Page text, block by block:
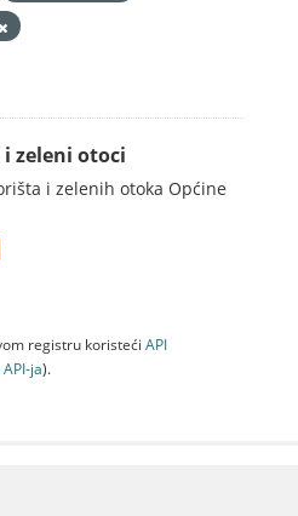
zeleni otoci
i zelenih otoka Općine
registru koristeći API
jа).